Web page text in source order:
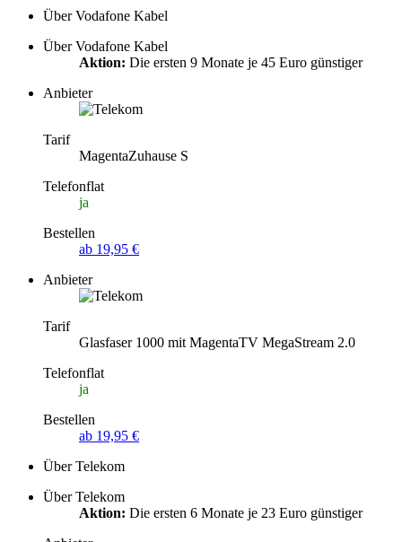
Über Vodafone Kabel
Über Vodafone Kabel
Aktion: Die ersten 9 Monate je 45 Euro günstiger
Anbieter
Tarif
MagentaZuhause S
Telefonflat
ja
Bestellen
ab 19,95 €
Anbieter
Tarif
Glasfaser 1000 mit MagentaTV MegaStream 2.0
Telefonflat
ja
Bestellen
ab 19,95 €
Über Telekom
Über Telekom
Aktion: Die ersten 6 Monate je 23 Euro günstiger